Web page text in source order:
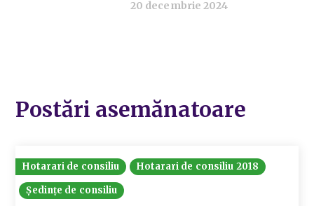
20 decembrie 2024
Postări asemănatoare
Hotarari de consiliu
Hotarari de consiliu 2018
Ședințe de consiliu